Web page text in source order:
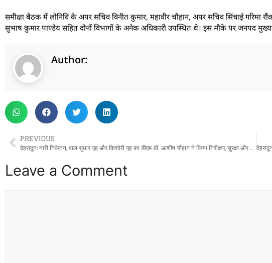
समीक्षा बैठक में लोनिवि के अपर सचिव विनीत कुमार, महावीर चौहान, अपर सचिव सिंचाई गरिमा
सुभाष कुमार पाण्डेय सहित दोनों विभागों के अनेक अधिकारी उपस्थित थे। इस मौके पर जनपद
Author:
PREVIOUS
देहरादून: नारी निकेतन, बाल सुधार गृह और किशोरी गृह का डीएम डॉ. आशीष चौहान ने किया निरीक्षण, सुरक्षा और सुविधाओं को लेकर दिए सख्त निर्देश
Leave a Comment